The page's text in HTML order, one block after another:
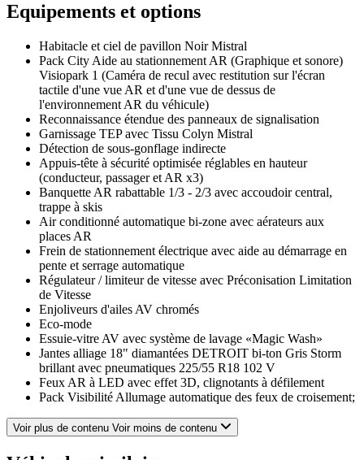
Equipements et options
Habitacle et ciel de pavillon Noir Mistral
Pack City Aide au stationnement AR (Graphique et sonore)
Visiopark 1 (Caméra de recul avec restitution sur l'écran
tactile d'une vue AR et d'une vue de dessus de
l'environnement AR du véhicule)
Reconnaissance étendue des panneaux de signalisation
Garnissage TEP avec Tissu Colyn Mistral
Détection de sous-gonflage indirecte
Appuis-tête à sécurité optimisée réglables en hauteur
(conducteur, passager et AR x3)
Banquette AR rabattable 1/3 - 2/3 avec accoudoir central,
trappe à skis
Air conditionné automatique bi-zone avec aérateurs aux
places AR
Frein de stationnement électrique avec aide au démarrage en
pente et serrage automatique
Régulateur / limiteur de vitesse avec Préconisation Limitation
de Vitesse
Enjoliveurs d'ailes AV chromés
Eco-mode
Essuie-vitre AV avec système de lavage «Magic Wash»
Jantes alliage 18" diamantées DETROIT bi-ton Gris Storm
brillant avec pneumatiques 225/55 R18 102 V
Feux AR à LED avec effet 3D, clignotants à défilement
Pack Visibilité Allumage automatique des feux de croisement;
d'accompagnement automatique
Rétroviseur intérieur photosensible
Projecteurs «Peugeot LED Technology» avec feux diurnes à
Voir plus de contenu Voir moins de contenu